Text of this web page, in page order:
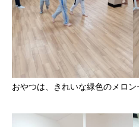
おやつは、きれいな緑色のメロ